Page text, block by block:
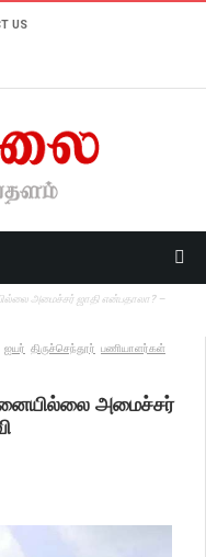
US
அமைச்சர் ஜாதி என்பதாலா? –
ஐயர் திருச்செந்தூர் பணியாளர்கள்
அமைச்சர்